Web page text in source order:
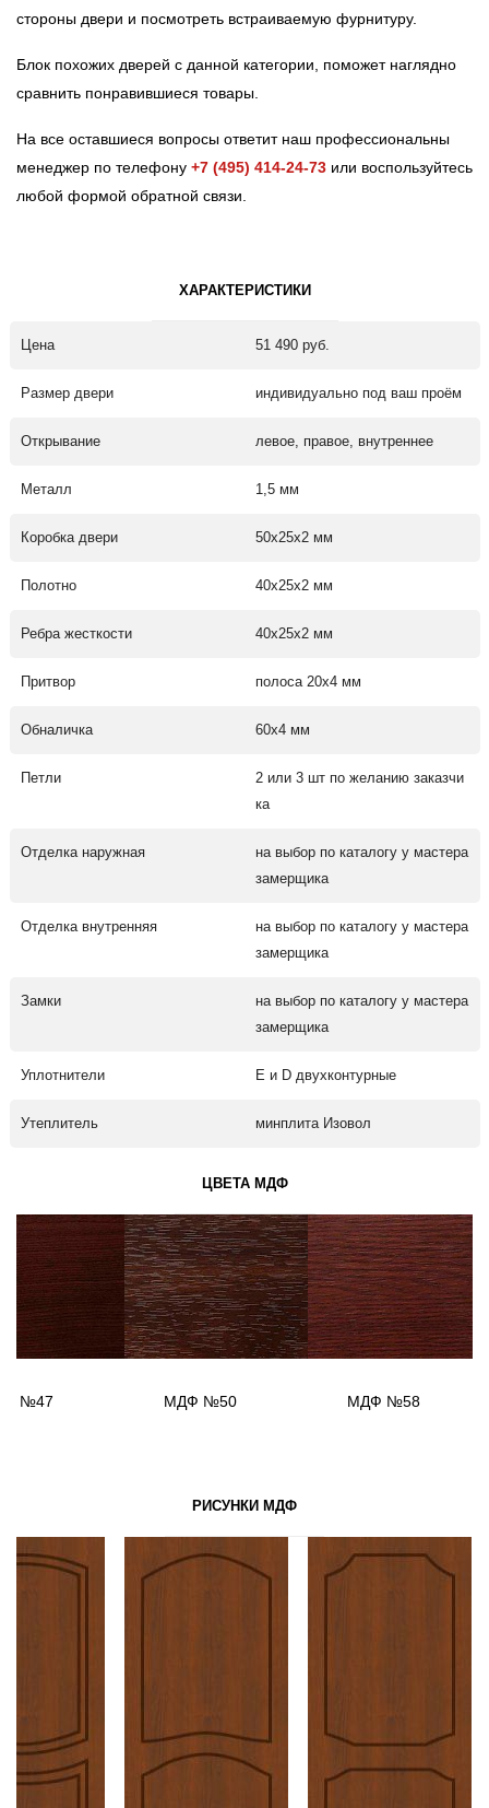
стороны двери и посмотреть встраиваемую фурнитуру.
Блок похожих дверей с данной категории, поможет наглядно
сравнить понравившиеся товары.
На все оставшиеся вопросы ответит наш профессиональны
менеджер по телефону +7 (495) 414-24-73 или воспользуйтесь
любой формой обратной связи.
ХАРАКТЕРИСТИКИ
Цена 51 490 руб.
Размер двери индивидуально под ваш проём
Открывание левое, правое, внутреннее
Металл 1,5 мм
Коробка двери 50х25х2 мм
Полотно 40х25х2 мм
Ребра жесткости 40х25х2 мм
Притвор полоса 20х4 мм
Обналичка 60х4 мм
Петли
2 или 3 шт по желанию заказчи
ка
Отделка наружная
на выбор по каталогу у мастера
замерщика
Отделка внутренняя
на выбор по каталогу у мастера
замерщика
Замки
на выбор по каталогу у мастера
замерщика
Уплотнители Е и D двухконтурные
Утеплитель минплита Изовол
ЦВЕТА МДФ
№47 МДФ №50 МДФ №58
РИСУНКИ МДФ